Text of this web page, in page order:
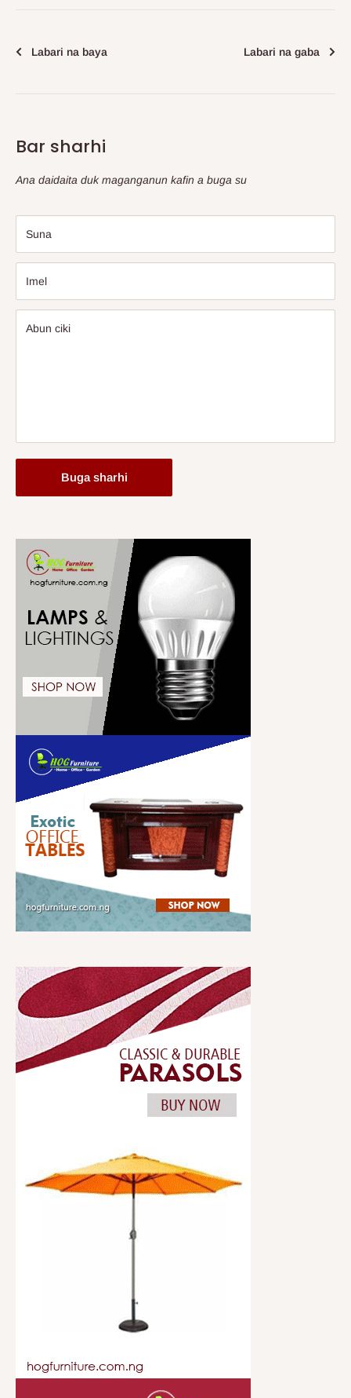
Labari na baya Labari na gaba
Bar sharhi
Ana daidaita duk maganganun kafin a buga su
Suna
Imel
Abun ciki
Buga sharhi